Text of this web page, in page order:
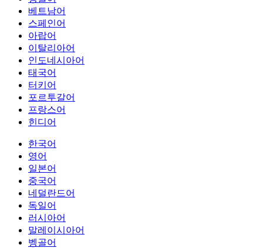
베트남어
스페인어
아랍어
이탈리아어
인도네시아어
태국어
터키어
포르투갈어
프랑스어
힌디어
한국어
영어
일본어
중국어
네덜란드어
독일어
러시아어
말레이시아어
벵골어